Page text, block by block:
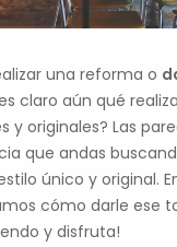
una reforma o
claro aún qué
y originales? Las
que andas
único y original.
cómo darle ese
y disfruta!